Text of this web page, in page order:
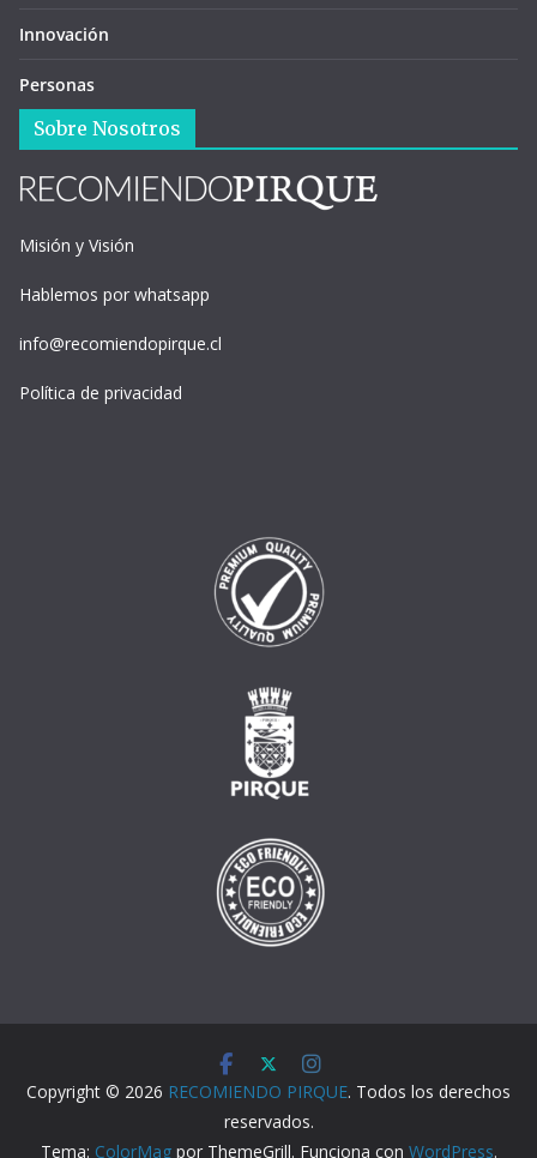
Innovación
Personas
Sobre Nosotros
Misión y Visión
Hablemos por whatsapp
info@recomiendopirque.cl
Política de privacidad
Copyright © 2026 RECOMIENDO PIRQUE. Todos los derechos
reservados.
Tema: ColorMagpor ThemeGrill. Funciona con WordPress.